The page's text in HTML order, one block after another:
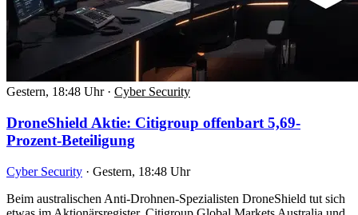
Gestern, 18:48 Uhr · Cyber Security
DroneShield Aktie: Citigroup offenbart 5,69-
Prozent-Beteiligung
Cyber Security · Gestern, 18:48 Uhr
Beim australischen Anti-Drohnen-Spezialisten DroneShield tut sich